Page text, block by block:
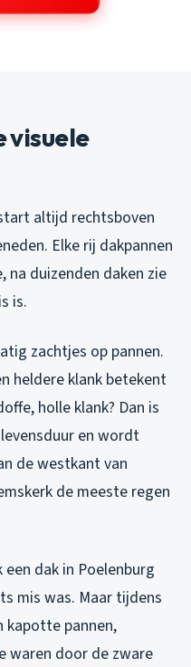
visuele
altijd rechtsboven
Elke rij dakpannen
na duizenden daken zie
is.
zachtjes op pannen.
heldere klank betekent
holle klank? Dan is
en wordt
de westkant van
de meeste regen
dak in Poelenburg
mis was. Maar tijdens
kapotte pannen,
waren door de zware